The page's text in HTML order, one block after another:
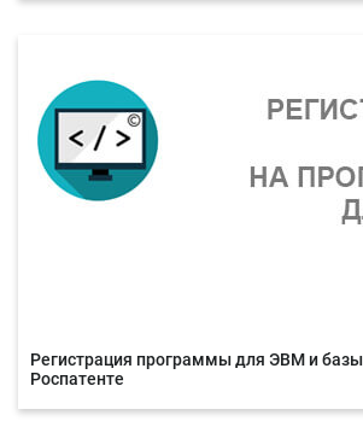
Регистрация программы для ЭВМ и
Роспатенте